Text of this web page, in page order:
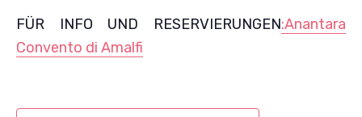
FÜR INFO UND RESERVIERUNGEN:Anantara
Convento di Amalfi